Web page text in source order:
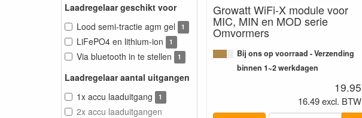
Laadregelaar geschikt voor
Lood semi-tractie agm gel
1
LiFePO4 en lithium-ion 1
Via bluetooth in te stellen 1
Laadregelaar aantal uitgangen
1x accu laaduitgang
1
2x accu laaduitgangen
Growatt WiFi-X module voor
MIC, MIN en MOD serie
Omvormers
Bij ons op voorraad - Verzending
binnen 1~2 werkdagen
19.95
16.49 excl. BTW